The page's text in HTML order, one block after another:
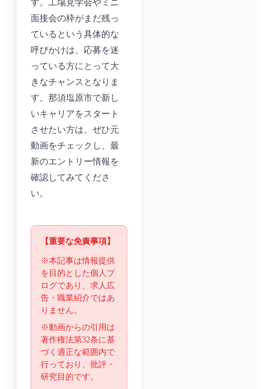
す。工場見学会やミニ
面接会の枠がまだ残っ
ているという具体的な
呼びかけは、応募を迷
っている方にとって大
きなチャンスとなりま
す。那須塩原市で新し
いキャリアをスタート
させたい方は、ぜひ元
動画をチェックし、最
新のエントリー情報を
確認してみてくださ
い。
【重要な免責事項】
※本記事は情報提供
を目的とした個人ブ
ログであり、求人広
告・職業紹介ではあ
りません。
※動画からの引用は
著作権法第32条に基
づく適正な範囲内で
行っており、批評・
研究目的です。